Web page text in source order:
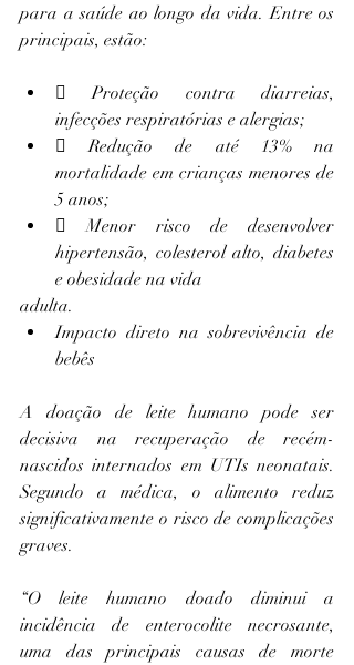
para a saúde ao longo da vida. Entre os
principais, estão:
 Proteção contra diarreias,
infecções respiratórias e alergias;
 Redução de até 13% na
mortalidade em crianças menores de
5 anos;
 Menor risco de desenvolver
hipertensão, colesterol alto, diabetes
e obesidade na vida
adulta.
Impacto direto na sobrevivência de
bebês
A doação de leite humano pode ser
decisiva na recuperação de recém-
nascidos internados em UTIs neonatais.
Segundo a médica, o alimento reduz
significativamente o risco de complicações
graves.
“O leite humano doado diminui a
incidência de enterocolite necrosante,
uma das principais causas de morte